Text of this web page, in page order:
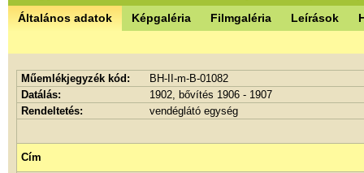
Általános adatok Képgaléria Filmgaléria Leírások
Műemlékjegyzék kód:
BH-II-m-B-01082
Datálás:
1902, bővítés 1906 - 1907
Rendeltetés:
vendéglátó egység
Cím